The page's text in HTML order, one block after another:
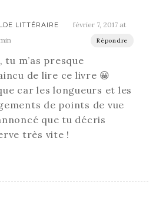
LITTÉRAIRE
février 7, 2017 at
Répondre
tu m’as presque
de lire ce livre 😀
car les longueurs et les
de points de vue
que tu décris
très vite !